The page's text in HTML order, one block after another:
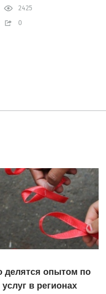
2425
0
делятся опытом по
в регионах